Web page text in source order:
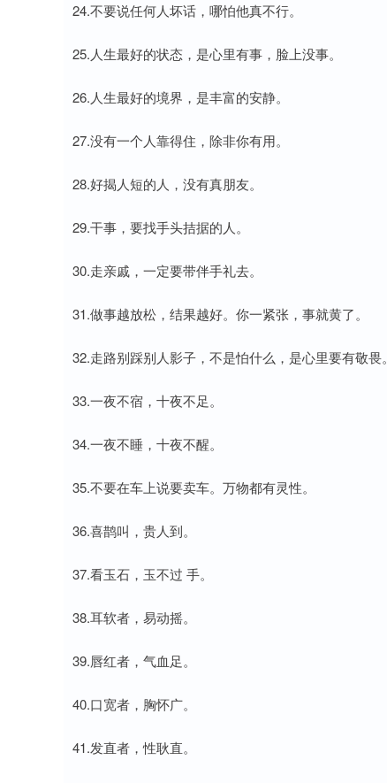
24.不要说任何人坏话，哪怕他真不行。
25.人生最好的状态，是心里有事，脸上没事。
26.人生最好的境界，是丰富的安静。
27.没有一个人靠得住，除非你有用。
28.好揭人短的人，没有真朋友。
29.干事，要找手头拮据的人。
30.走亲戚，一定要带伴手礼去。
31.做事越放松，结果越好。你一紧张，事就黄了。
32.走路别踩别人影子，不是怕什么，是心里要有敬畏。
33.一夜不宿，十夜不足。
34.一夜不睡，十夜不醒。
35.不要在车上说要卖车。万物都有灵性。
36.喜鹊叫，贵人到。
37.看玉石，玉不过 手。
38.耳软者，易动摇。
39.唇红者，气血足。
40.口宽者，胸怀广。
41.发直者，性耿直。